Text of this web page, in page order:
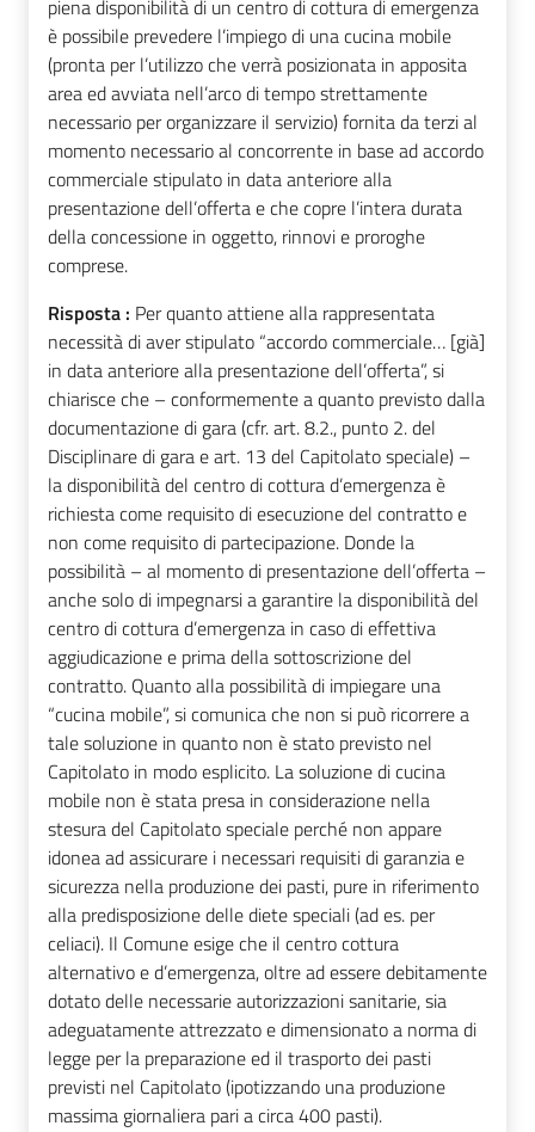
piena disponibilità di un centro di cottura di emergenza
è possibile prevedere l’impiego di una cucina mobile
(pronta per l’utilizzo che verrà posizionata in apposita
area ed avviata nell’arco di tempo strettamente
necessario per organizzare il servizio) fornita da terzi al
momento necessario al concorrente in base ad accordo
commerciale stipulato in data anteriore alla
presentazione dell’offerta e che copre l’intera durata
della concessione in oggetto, rinnovi e proroghe
comprese.
Risposta : Per quanto attiene alla rappresentata
necessità di aver stipulato “accordo commerciale… [già]
in data anteriore alla presentazione dell’offerta”, si
chiarisce che – conformemente a quanto previsto dalla
documentazione di gara (cfr. art. 8.2., punto 2. del
Disciplinare di gara e art. 13 del Capitolato speciale) –
la disponibilità del centro di cottura d’emergenza è
richiesta come requisito di esecuzione del contratto e
non come requisito di partecipazione. Donde la
possibilità – al momento di presentazione dell’offerta –
anche solo di impegnarsi a garantire la disponibilità del
centro di cottura d’emergenza in caso di effettiva
aggiudicazione e prima della sottoscrizione del
contratto. Quanto alla possibilità di impiegare una
“cucina mobile”, si comunica che non si può ricorrere a
tale soluzione in quanto non è stato previsto nel
Capitolato in modo esplicito. La soluzione di cucina
mobile non è stata presa in considerazione nella
stesura del Capitolato speciale perché non appare
idonea ad assicurare i necessari requisiti di garanzia e
sicurezza nella produzione dei pasti, pure in riferimento
alla predisposizione delle diete speciali (ad es. per
celiaci). Il Comune esige che il centro cottura
alternativo e d’emergenza, oltre ad essere debitamente
dotato delle necessarie autorizzazioni sanitarie, sia
adeguatamente attrezzato e dimensionato a norma di
legge per la preparazione ed il trasporto dei pasti
previsti nel Capitolato (ipotizzando una produzione
massima giornaliera pari a circa 400 pasti).